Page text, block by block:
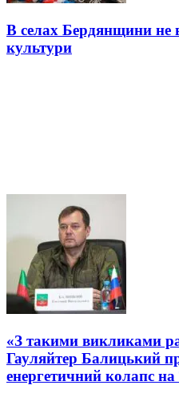
В селах Бердянщини не
культури
«З такими викликами
Гауляйтер Балицький
енергетичний колапс на